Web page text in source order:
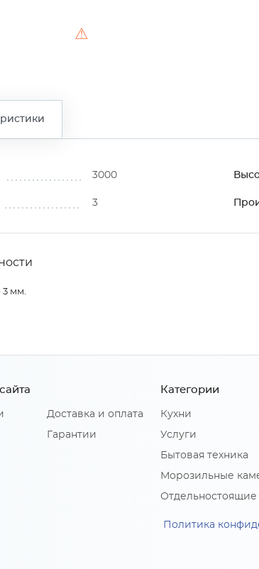
⚠
3000
3
3 мм.
Доставка и оплата
Гарантии
Категории
Кухни
Услуги
Бытовая техника
Морозильные
Политика